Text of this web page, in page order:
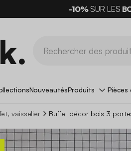
-10%SUR LES
NouveautésProduits Pièces
vaisselier Buffet décor bois 3